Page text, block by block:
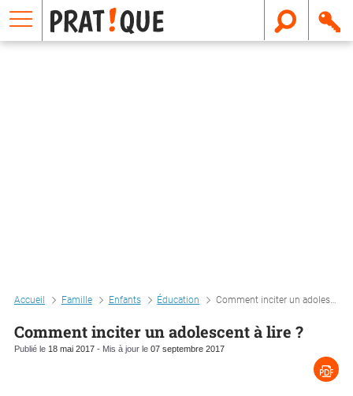
Accueil Famille Enfants Éducation Comment inciter un adolescent à lire ?
Comment inciter un adolescent à lire ?
Publié le 18 mai 2017 - Mis à jour le 07 septembre 2017
E
m
a